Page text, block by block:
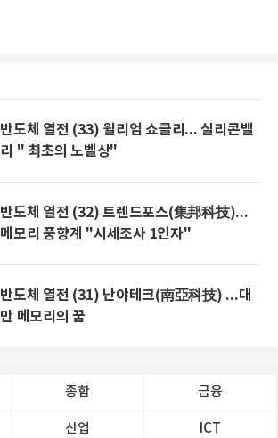
반도체 열전 (33) 윌리엄 쇼클리... 실리콘밸
리 " 최초의 노벨상"
반도체 열전 (32) 트렌드포스(集邦科技)...
메모리 풍향계 "시세조사 1인자"
반도체 열전 (31) 난야테크(南亞科技) ...대
만 메모리의 꿈
종합 금융
산업 ICT